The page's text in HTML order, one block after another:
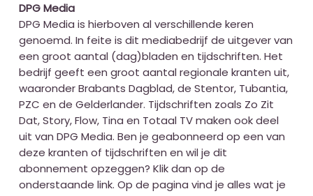
DPG Media
DPG Media is hierboven al verschillende keren
genoemd. In feite is dit mediabedrijf de uitgever van
een groot aantal (dag)bladen en tijdschriften. Het
bedrijf geeft een groot aantal regionale kranten uit,
waaronder Brabants Dagblad, de Stentor, Tubantia,
PZC en de Gelderlander. Tijdschriften zoals Zo Zit
Dat, Story, Flow, Tina en Totaal TV maken ook deel
uit van DPG Media. Ben je geabonneerd op een van
deze kranten of tijdschriften en wil je dit
abonnement opzeggen? Klik dan op de
onderstaande link. Op de pagina vind je alles wat je